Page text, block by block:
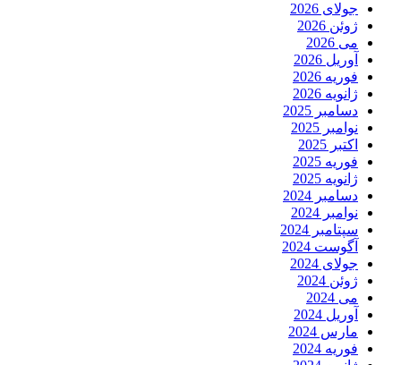
جولای 2026
ژوئن 2026
می 2026
آوریل 2026
فوریه 2026
ژانویه 2026
دسامبر 2025
نوامبر 2025
اکتبر 2025
فوریه 2025
ژانویه 2025
دسامبر 2024
نوامبر 2024
سپتامبر 2024
آگوست 2024
جولای 2024
ژوئن 2024
می 2024
آوریل 2024
مارس 2024
فوریه 2024